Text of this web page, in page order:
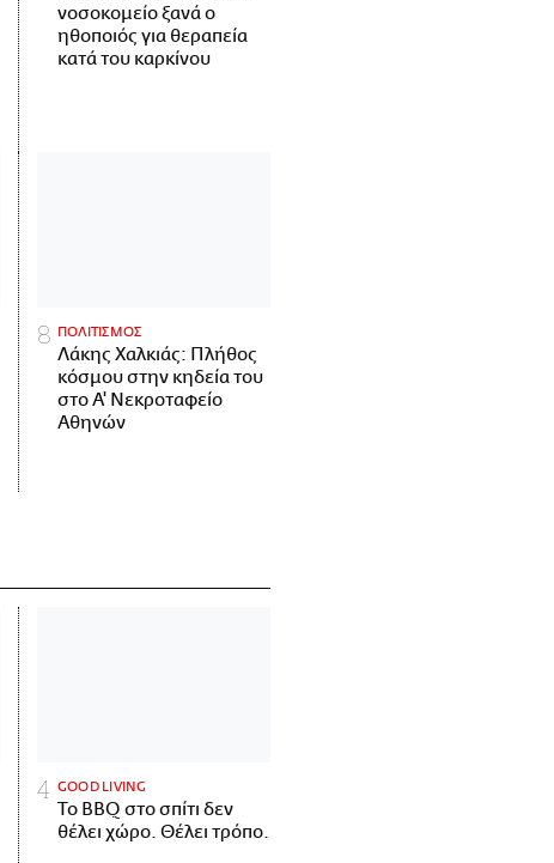
νοσοκομείο ξανά ο
ηθοποιός για θεραπεία
κατά του καρκίνου
ΠΟΛΙΤΙΣΜΟΣ
Λάκης Χαλκιάς: Πλήθος
κόσμου στην κηδεία του
στο Α' Νεκροταφείο
Αθηνών
GOOD LIVING
Το BBQ στο σπίτι δεν
θέλει χώρο. Θέλει τρόπο.